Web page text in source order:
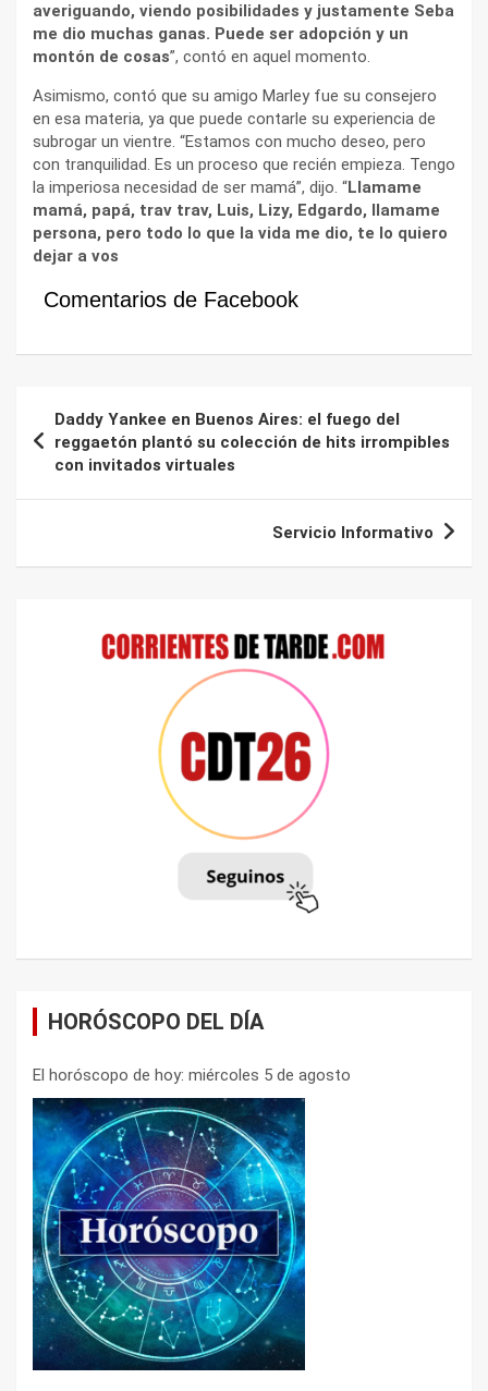
averiguando, viendo posibilidades y justamente Seba
me dio muchas ganas. Puede ser adopción y un
montón de cosas”, contó en aquel momento.
Asimismo, contó que su amigo Marley fue su consejero
en esa materia, ya que puede contarle su experiencia de
subrogar un vientre. “Estamos con mucho deseo, pero
con tranquilidad. Es un proceso que recién empieza. Tengo
la imperiosa necesidad de ser mamá”, dijo. “Llamame
mamá, papá, trav trav, Luis, Lizy, Edgardo, llamame
persona, pero todo lo que la vida me dio, te lo quiero
dejar a vos
Comentarios de Facebook
de
entradas
Daddy Yankee en Buenos Aires: el fuego del
reggaetón plantó su colección de hits irrompibles
con invitados virtuales
Servicio Informativo
HORÓSCOPO DEL DÍA
El horóscopo de hoy: miércoles 5 de agosto